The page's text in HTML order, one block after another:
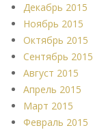
Декабрь 2015
Ноябрь 2015
Октябрь 2015
Сентябрь 2015
Август 2015
Апрель 2015
Март 2015
Февраль 2015